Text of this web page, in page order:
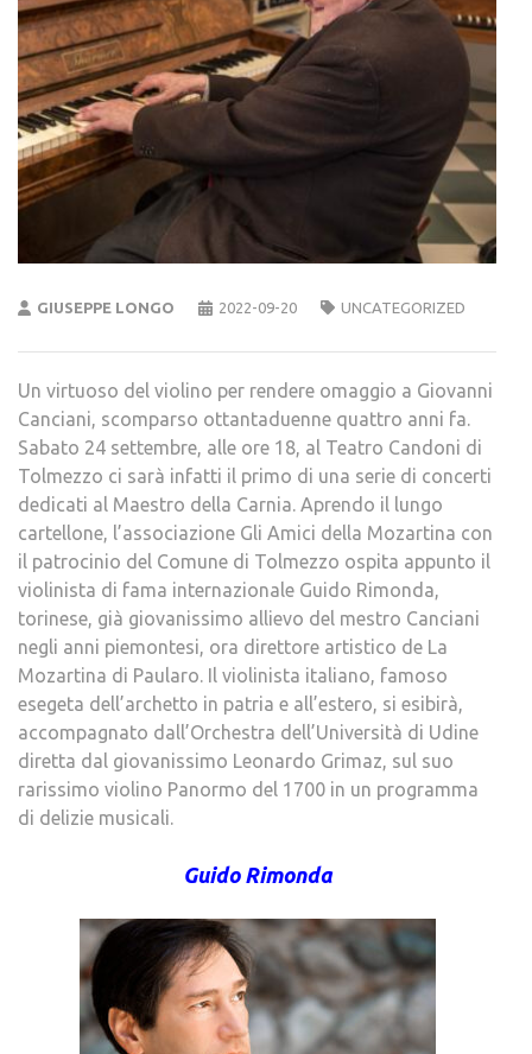
GIUSEPPE LONGO 2022-09-20 UNCATEGORIZED
Un virtuoso del violino per rendere omaggio a Giovanni
Canciani, scomparso ottantaduenne quattro anni fa.
Sabato 24 settembre, alle ore 18, al Teatro Candoni di
Tolmezzo ci sarà infatti il primo di una serie di concerti
dedicati al Maestro della Carnia. Aprendo il lungo
cartellone, l’associazione Gli Amici della Mozartina con
il patrocinio del Comune di Tolmezzo ospita appunto il
violinista di fama internazionale Guido Rimonda,
torinese, già giovanissimo allievo del mestro Canciani
negli anni piemontesi, ora direttore artistico de La
Mozartina di Paularo. Il violinista italiano, famoso
esegeta dell’archetto in patria e all’estero, si esibirà,
accompagnato dall’Orchestra dell’Università di Udine
diretta dal giovanissimo Leonardo Grimaz, sul suo
rarissimo violino Panormo del 1700 in un programma
di delizie musicali.
Guido Rimonda